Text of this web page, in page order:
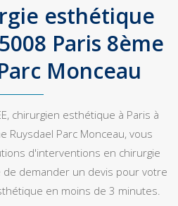
esthétique
Paris 8ème
Monceau
chirurgien esthétique à Paris à
Ruysdael Parc Monceau, vous
d'interventions en chirurgie
demander un devis pour votre
en moins de 3 minutes.